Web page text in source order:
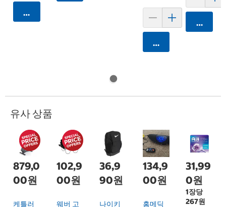
카트에 담기
카트에 담기
카트에
유사 상품
879,0
00원
케틀러
102,9
00원
웨버 고
36,9
90원
나이키
134,9
00원
홈메딕
31,99
0원
1장당
267원